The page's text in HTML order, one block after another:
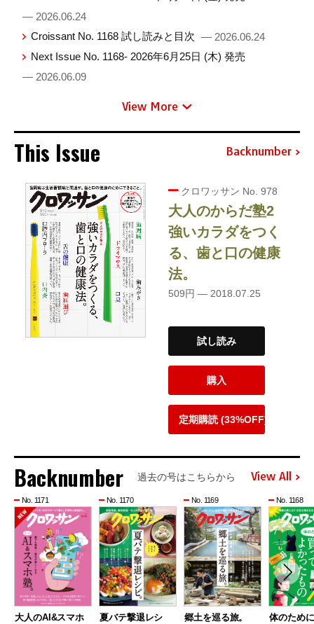
— 2026.06.24
Croissant No. 1168 試し読みと目次 — 2026.06.24
Next Issue No. 1168- 2026年6月25日 (木) 発売
— 2026.06.09
View More
This Issue Backnumber
クロワッサン No. 978
大人のからだ塾2
強いカラダをつく
る、歯と口の健康
法。
509円 — 2018.07.25
試し読み
購入
定期購読 (33%OFF)
Backnumber 過去の号はこちらから View All
No. 1171
大人のAI&スマホ
No. 1170
夏バテ撃退レシ
No. 1169
郷土を巡る旅。
No. 1168
体のため